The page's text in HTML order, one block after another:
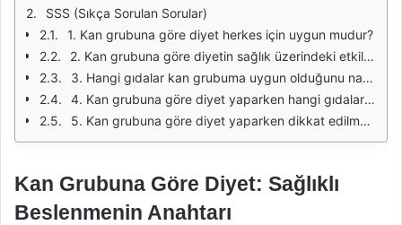
SSS (Sıkça Sorulan Sorular)
1. Kan grubuna göre diyet herkes için uygun mudur?
2. Kan grubuna göre diyetin sağlık üzerindeki etkileri nelerdir?
3. Hangi gıdalar kan grubuma uygun olduğunu nasıl öğrenebilirim?
4. Kan grubuna göre diyet yaparken hangi gıdalardan kaçınılmalıdır?
5. Kan grubuna göre diyet yaparken dikkat edilmesi gereken diğer faktörler nelerdir?
Kan Grubuna Göre Diyet: Sağlıklı
Beslenmenin Anahtarı